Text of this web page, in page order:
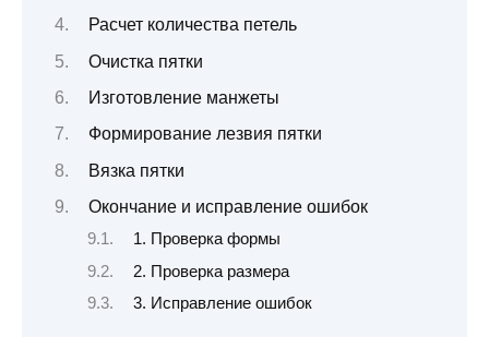
Расчет количества петель
Очистка пятки
Изготовление манжеты
Формирование лезвия пятки
Вязка пятки
Окончание и исправление ошибок
1. Проверка формы
2. Проверка размера
3. Исправление ошибок